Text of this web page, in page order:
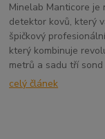
Minelab Manticore je
detektor kovů, který
špičkový
který kombinuje
metrů a sadu tří
celý článek